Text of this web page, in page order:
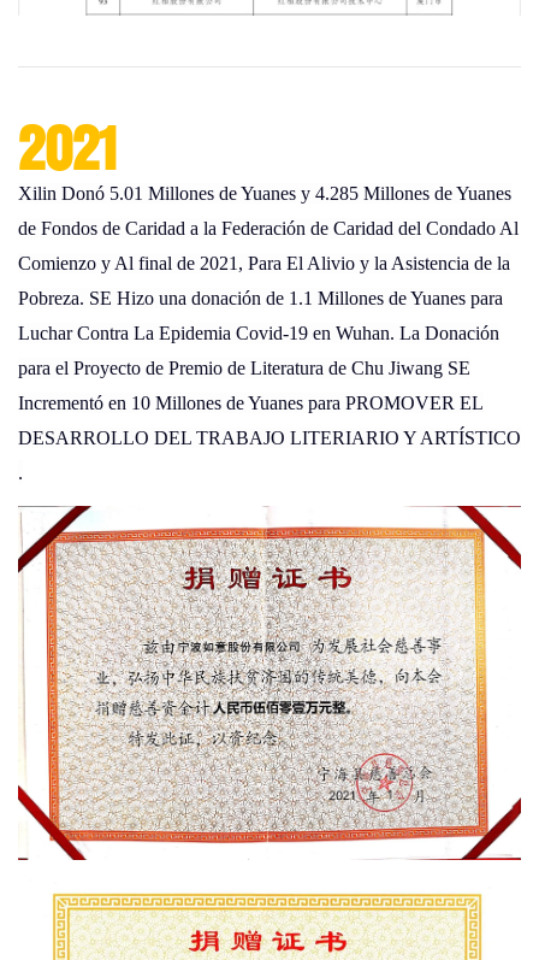
2021
Xilin Donó 5.01 Millones de Yuanes y 4.285 Millones de Yuanes
de Fondos de Caridad a la Federación de Caridad del Condado Al
Comienzo y Al final de 2021, Para El Alivio y la Asistencia de la
Pobreza. SE Hizo una donación de 1.1 Millones de Yuanes para
Luchar Contra La Epidemia Covid-19 en Wuhan. La Donación
para el Proyecto de Premio de Literatura de Chu Jiwang SE
Incrementó en 10 Millones de Yuanes para PROMOVER EL
DESARROLLO DEL TRABAJO LITERIARIO Y ARTÍSTICO
.